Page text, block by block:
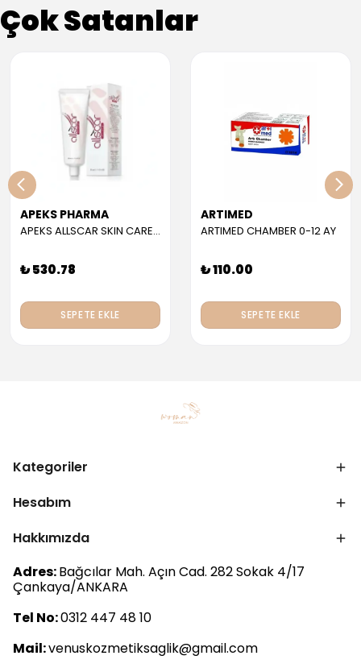
Çok Satanlar
APEKS PHARMA
APEKS ALLSCAR SKIN CARE GEL 30 ML
₺ 530.78
SEPETE EKLE
ARTIMED
ARTIMED CHAMBER 0-12 AY
₺ 110.00
SEPETE EKLE
Kategoriler
Hesabım
Hakkımızda
Adres:Bağcılar Mah. Açın Cad. 282 Sokak 4/17
Çankaya/ANKARA
Tel No:0312 447 48 10
Mail:venuskozmetiksaglik@gmail.com